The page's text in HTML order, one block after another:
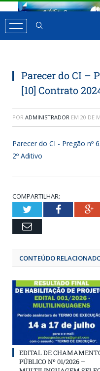
Parecer do CI –
[10] Contrato
POR ADMINISTRADOR EM 20 DE
Parecer do CI - Pregão nº
2º Aditivo
COMPARTILHAR:
Twitter
Email
CONTEÚDO
EDITAL DE
PÚBLICO Nº 01/2026 –